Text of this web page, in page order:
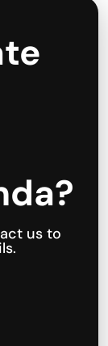
us to